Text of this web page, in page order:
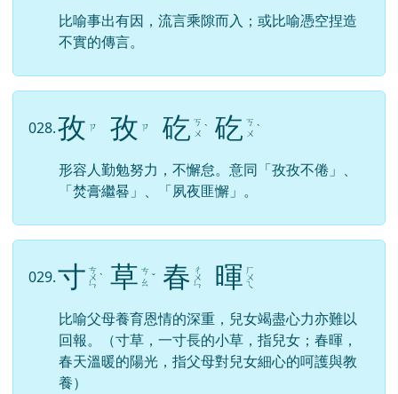
比喻事出有因，流言乘隙而入；或比喻憑空捏造
不實的傳言。
028.孜 ㄗ 孜 ㄗ 矻 ㄎ
ㄨ ˋ 矻 ㄎ
ㄨ ˋ
形容人勤勉努力，不懈怠。意同「孜孜不倦」、
「焚膏繼晷」、「夙夜匪懈」。
029.寸 ㄘ
ㄨ
ㄣ
ˋ 草 ㄘ
ㄠ ˇ 春 ㄔ
ㄨ
ㄣ 暉 ㄏ
ㄨ
ㄟ
比喻父母養育恩情的深重，兒女竭盡心力亦難以
回報。（寸草，一寸長的小草，指兒女；春暉，
春天溫暖的陽光，指父母對兒女細心的呵護與教
養）